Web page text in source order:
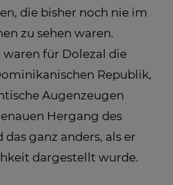
die bisher noch nie im
zu sehen waren.
für Dolezal die
Republik,
Augenzeugen
Hergang des
ganz anders, als er
dargestellt wurde.